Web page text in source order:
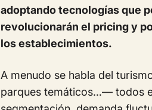
adoptando tecnologías que
revolucionarán el pricing y
los establecimientos.
A menudo se habla del
parques temáticos…— todos